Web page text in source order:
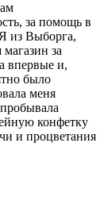
за помощь в
из Выборга,
за
впервые и,
было
меня
конфетку
и процветания